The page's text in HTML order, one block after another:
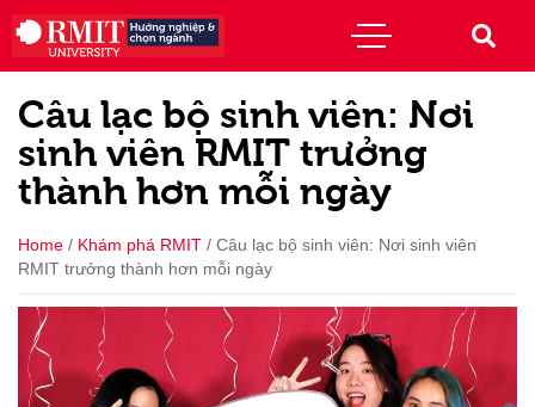
Câu lạc bộ sinh viên: Nơi
sinh viên RMIT trưởng
thành hơn mỗi ngày
Home / Khám phá RMIT / Câu lạc bộ sinh viên: Nơi sinh viên
RMIT trưởng thành hơn mỗi ngày